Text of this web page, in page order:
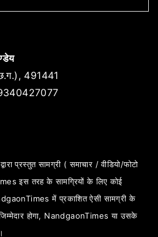
491441
प्रस्तुत सामग्री ( समाचार / वीडियो/फोटो
इस तरह के सामग्रियों के लिए कोई
में प्रकाशित ऐसी सामग्री के
होगा, NandgaonTimes या उसके